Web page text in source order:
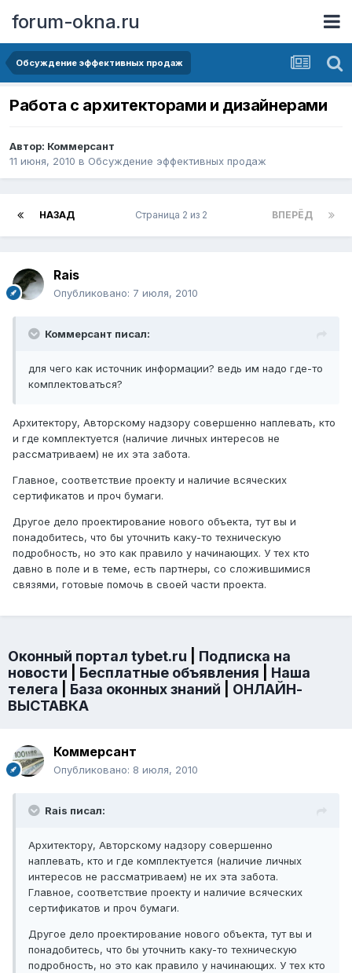
forum-okna.ru
Обсуждение эффективных продаж
Работа с архитекторами и дизайнерами
Автор: Коммерсант
11 июня, 2010 в Обсуждение эффективных продаж
НАЗАД ВПЕРЁД
Страница 2 из 2
Rais
Опубликовано: 7 июля, 2010
Коммерсант писал:
для чего как источник информации? ведь им надо где-то
комплектоваться?
Архитектору, Авторскому надзору совершенно наплевать, кто
и где комплектуется (наличие личных интересов не
рассматриваем) не их эта забота.
Главное, соответствие проекту и наличие всяческих
сертификатов и проч бумаги.
Другое дело проектирование нового объекта, тут вы и
понадобитесь, что бы уточнить каку-то техническую
подробность, но это как правило у начинающих. У тех кто
давно в поле и в теме, есть партнеры, со сложившимися
связями, готовые помочь в своей части проекта.
Оконный портал tybet.ru
Подписка на
новости
Бесплатные объявления
Наша
телега
База оконных знаний
ОНЛАЙН-
ВЫСТАВКА
Коммерсант
Опубликовано: 8 июля, 2010
Rais писал:
Архитектору, Авторскому надзору совершенно
наплевать, кто и где комплектуется (наличие личных
интересов не рассматриваем) не их эта забота.
Главное, соответствие проекту и наличие всяческих
сертификатов и проч бумаги.
Другое дело проектирование нового объекта, тут вы и
понадобитесь, что бы уточнить каку-то техническую
подробность, но это как правило у начинающих. У тех кто